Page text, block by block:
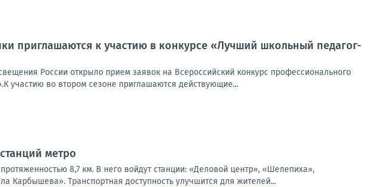
приглашаются к участию в конкурсе «Лучший школьный педагог-
России открыло прием заявок на Всероссийский конкурс профессионального
участию во втором сезоне приглашаются действующие...
метро
8,7 км. В него войдут станции: «Деловой центр», «Шелепиха»,
Карбышева». Транспортная доступность улучшится для жителей...